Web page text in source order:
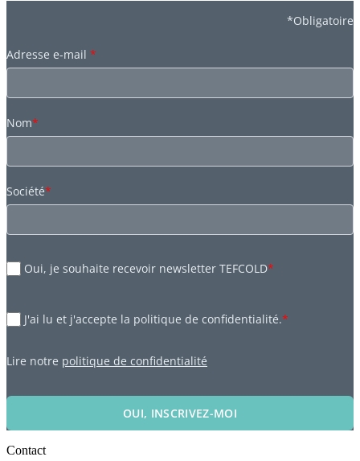
*Obligatoire
Adresse e-mail *
Nom*
Société*
Oui, je souhaite recevoir newsletter TEFCOLD*
J'ai lu et j'accepte la politique de confidentialité.*
Lire notre politique de confidentialité
OUI, INSCRIVEZ-MOI
Contact